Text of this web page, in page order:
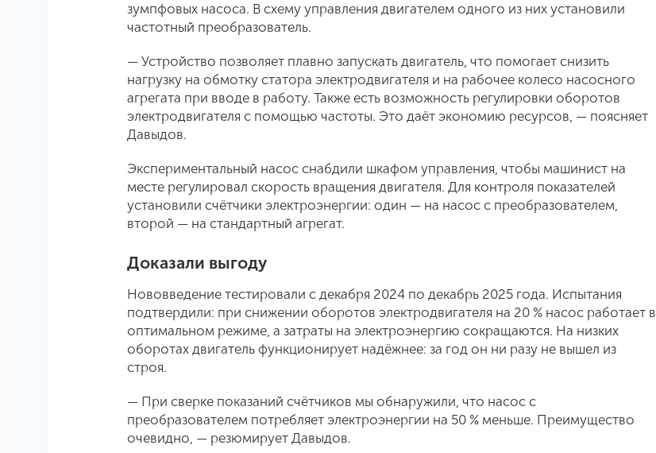
зумпфовых насоса. В схему управления двигателем одного из них установили
частотный преобразователь.
— Устройство позволяет плавно запускать двигатель, что помогает снизить
нагрузку на обмотку статора электродвигателя и на рабочее колесо насосного
агрегата при вводе в работу. Также есть возможность регулировки оборотов
электродвигателя с помощью частоты. Это даёт экономию ресурсов, — поясняет
Давыдов.
Экспериментальный насос снабдили шкафом управления, чтобы машинист на
месте регулировал скорость вращения двигателя. Для контроля показателей
установили счётчики электроэнергии: один — на насос с преобразователем,
второй — на стандартный агрегат.
Доказали выгоду
Нововведение тестировали с декабря 2024 по декабрь 2025 года. Испытания
подтвердили: при снижении оборотов электродвигателя на 20 % насос работает в
оптимальном режиме, а затраты на электроэнергию сокращаются. На низких
оборотах двигатель функционирует надёжнее: за год он ни разу не вышел из
строя.
— При сверке показаний счётчиков мы обнаружили, что насос с
преобразователем потребляет электроэнергии на 50 % меньше. Преимущество
очевидно, — резюмирует Давыдов.